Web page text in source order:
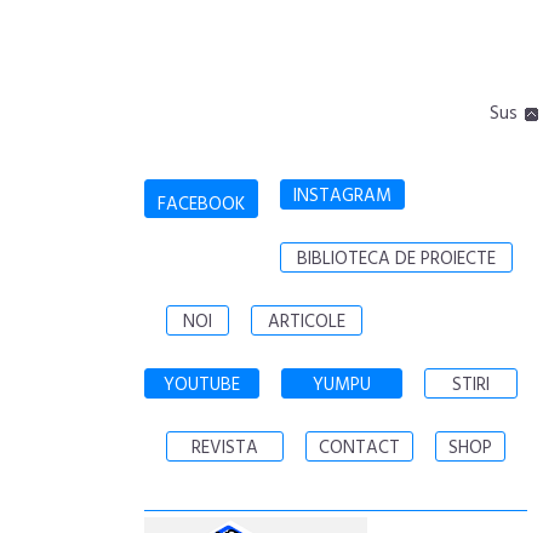
Sus
FACEBOOK INSTAGRAM
BIBLIOTECA DE PROIECTE
NOI ARTICOLE
YOUTUBE YUMPU STIRI
REVISTA CONTACT SHOP